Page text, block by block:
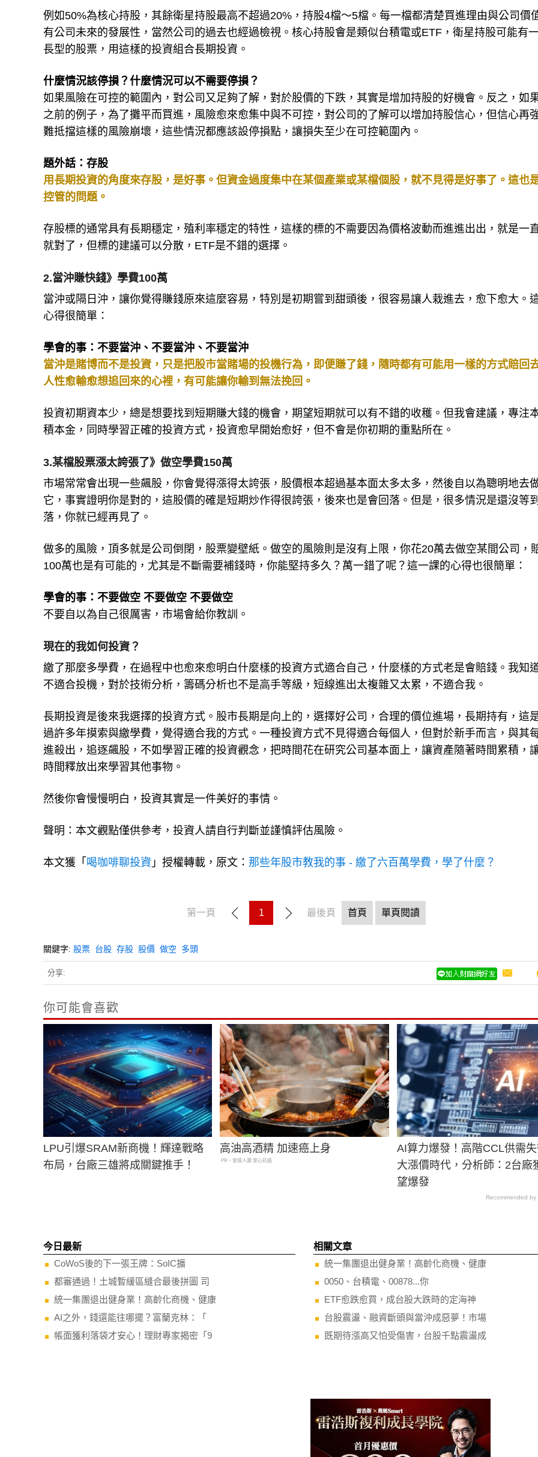
例如50%為核心持股，其餘衛星持股最高不超過20%，持股4檔～5檔。每一檔都清楚買進理由與公司價
有公司未來的發展性，當然公司的過去也經過檢視。核心持股會是類似台積電或ETF，衛星持股可能有
長型的股票，用這樣的投資組合長期投資。
什麼情況該停損？什麼情況可以不需要停損？
如果風險在可控的範圍內，對公司又足夠了解，對於股價的下跌，其實是增加持股的好機會。反之，如
之前的例子，為了攤平而買進，風險愈來愈集中與不可控，對公司的了解可以增加持股信心，但信心再
難抵擋這樣的風險崩壞，這些情況都應該設停損點，讓損失至少在可控範圍內。
題外話：存股
用長期投資的角度來存股，是好事。但資金過度集中在某個產業或某檔個股，就不見得是好事了。這也
控管的問題。
存股標的通常具有長期穩定，殖利率穩定的特性，這樣的標的不需要因為價格波動而進進出出，就是一
就對了，但標的建議可以分散，ETF是不錯的選擇。
2.當沖賺快錢》學費100萬
當沖或隔日沖，讓你覺得賺錢原來這麼容易，特別是初期嘗到甜頭後，很容易讓人栽進去，愈下愈大。
心得很簡單：
學會的事：不要當沖、不要當沖、不要當沖
當沖是賭博而不是投資，只是把股市當賭場的投機行為，即便賺了錢，隨時都有可能用一樣的方式賠回
人性愈輸愈想追回來的心裡，有可能讓你輸到無法挽回。
投資初期資本少，總是想要找到短期賺大錢的機會，期望短期就可以有不錯的收穫。但我會建議，專注
積本金，同時學習正確的投資方式，投資愈早開始愈好，但不會是你初期的重點所在。
3.某檔股票漲太誇張了》做空學費150萬
市場常常會出現一些飆股，你會覺得漲得太誇張，股價根本超過基本面太多太多，然後自以為聰明地去
它，事實證明你是對的，這股價的確是短期炒作得很誇張，後來也是會回落。但是，很多情況是還沒等
落，你就已經再見了。
做多的風險，頂多就是公司倒閉，股票變壁紙。做空的風險則是沒有上限，你花20萬去做空某間公司，
100萬也是有可能的，尤其是不斷需要補錢時，你能堅持多久？萬一錯了呢？這一課的心得也很簡單：
學會的事：不要做空 不要做空 不要做空
不要自以為自己很厲害，市場會給你教訓。
現在的我如何投資？
繳了那麼多學費，在過程中也愈來愈明白什麼樣的投資方式適合自己，什麼樣的方式老是會賠錢。我知
不適合投機，對於技術分析，籌碼分析也不是高手等級，短線進出太複雜又太累，不適合我。
長期投資是後來我選擇的投資方式。股市長期是向上的，選擇好公司，合理的價位進場，長期持有，這
過許多年摸索與繳學費，覺得適合我的方式。一種投資方式不見得適合每個人，但對於新手而言，與其
進殺出，追逐飆股，不如學習正確的投資觀念，把時間花在研究公司基本面上，讓資產隨著時間累積，
時間釋放出來學習其他事物。
然後你會慢慢明白，投資其實是一件美好的事情。
聲明：本文觀點僅供參考，投資人請自行判斷並謹慎評估風險。
本文獲「 喝咖啡聊投資 」授權轉載，原文： 那些年股市教我的事 - 繳了六百萬學費，學了什麼？
第一頁 1 最後頁 首頁 單頁閱讀
關鍵字: 股票 台股 存股 股價 做空 多頭
分享:
你可能會喜歡
LPU引爆SRAM新商機！輝達戰略
布局，台廠三雄將成關鍵推手！
高油高酒精 加速癌上身
PR・安達人壽 安心抗癌
AI算力爆發！高階CCL供需
大漲價時代，分析師：2台廠
望爆發
Recommended by
今日最新
CoWoS後的下一張王牌：SoIC擴
都審通過！土城暫緩區縫合最後拼圖 司
統一集團退出健身業！高齡化商機、健康
AI之外，錢還能往哪擺？富蘭克林：「
帳面獲利落袋才安心！理財專家揭密「9
相關文章
統一集團退出健身業！高齡化商機、健康
0050、台積電、00878...你
ETF愈跌愈買，成台股大跌時的定海神
台股震盪、融資斷頭與當沖成惡夢！市場
既期待漲高又怕受傷害，台股千點震盪成